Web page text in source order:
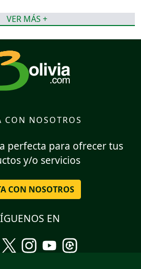
VER MÁS +
CON NOSOTROS
perfecta para ofrecer tus
y/o servicios
CON NOSOTROS
EN